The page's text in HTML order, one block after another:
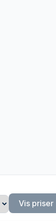
Vis priser